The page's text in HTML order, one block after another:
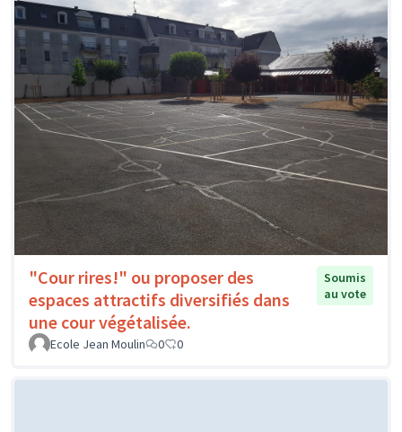
"Cour rires!" ou proposer des
espaces attractifs diversifiés dans
une cour végétalisée.
Soumis
au vote
Ecole Jean Moulin 0 0